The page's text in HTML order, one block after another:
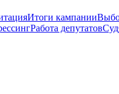
Итоги кампании
Работа депутатовСуд